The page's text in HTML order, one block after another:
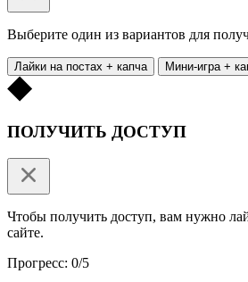
Выберите один из вариантов для
Лайки на постах + капча Мини-игра +
ПОЛУЧИТЬ ДОСТУП
Чтобы получить доступ, вам нужно
сайте.
Прогресс: 0/5